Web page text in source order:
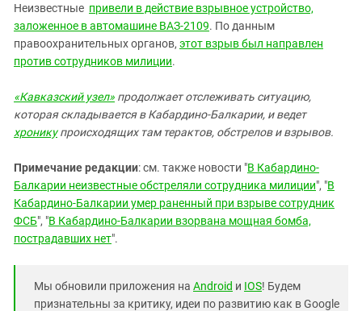
Неизвестные привели в действие взрывное устройство,
заложенное в автомашине ВАЗ-2109. По данным
правоохранительных органов, этот взрыв был направлен
против сотрудников милиции.
«Кавказский узел» продолжаетотслеживать ситуацию,
которая складывается в Кабардино-Балкарии, и ведет
хроникупроисходящих там терактов, обстрелов и взрывов.
Примечание редакции: см. также новости "В Кабардино-
Балкарии неизвестные обстреляли сотрудника милиции", "В
Кабардино-Балкарии умер раненный при взрыве сотрудник
ФСБ", "В Кабардино-Балкарии взорвана мощная бомба,
пострадавших нет".
Мы обновили приложения на Android и IOS! Будем
признательны за критику, идеи по развитию как в Google